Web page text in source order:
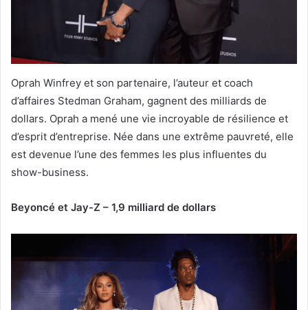
Oprah Winfrey et son partenaire, l’auteur et coach
d’affaires Stedman Graham, gagnent des milliards de
dollars. Oprah a mené une vie incroyable de résilience et
d’esprit d’entreprise. Née dans une extrême pauvreté, elle
est devenue l’une des femmes les plus influentes du
show-business.
Beyoncé et Jay-Z – 1,9 milliard de dollars